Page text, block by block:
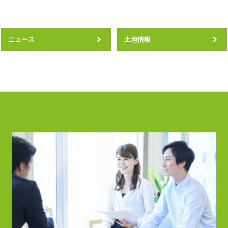
ニュース 土地情報